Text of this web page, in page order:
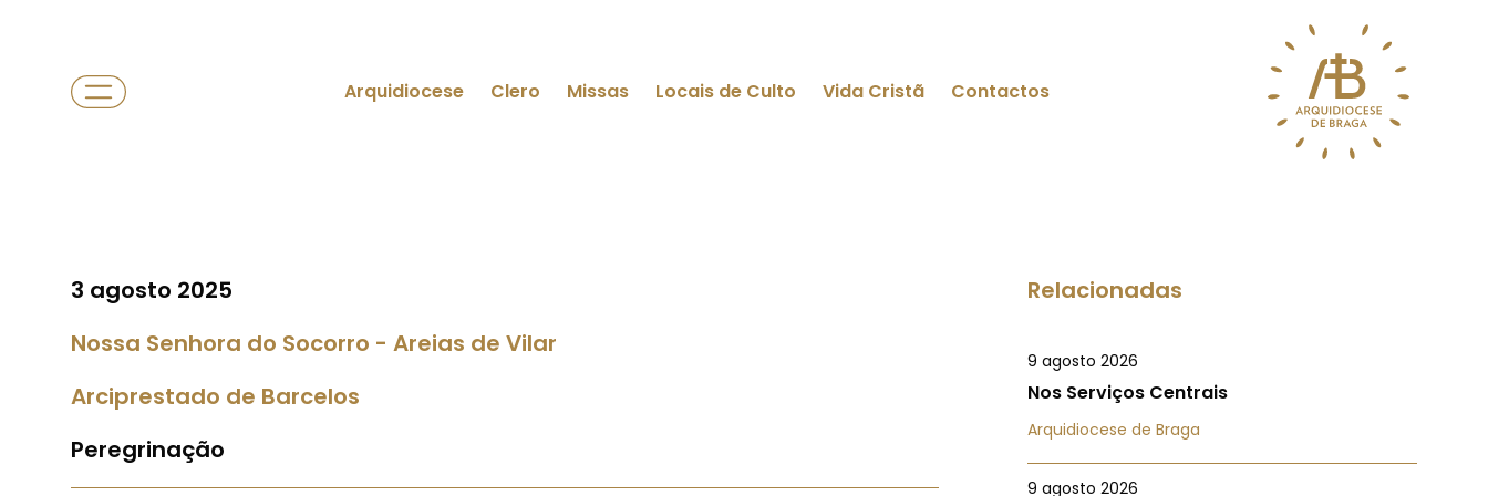
Arquidiocese Clero Missas Locais de Culto Vida Cristã Contactos
3 agosto 2025
Nossa Senhora do Socorro - Areias de Vilar
Arciprestado de Barcelos
Peregrinação
Relacionadas
9 agosto 2026
Nos Serviços Centrais
Arquidiocese de Braga
9 agosto 2026